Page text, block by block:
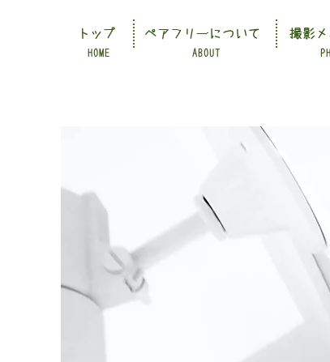
HOME ABOUT
トップ ペアフリーについて 撮影